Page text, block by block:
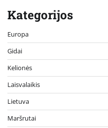
Kategorijos
Europa
Gidai
Kelionės
Laisvalaikis
Lietuva
Maršrutai